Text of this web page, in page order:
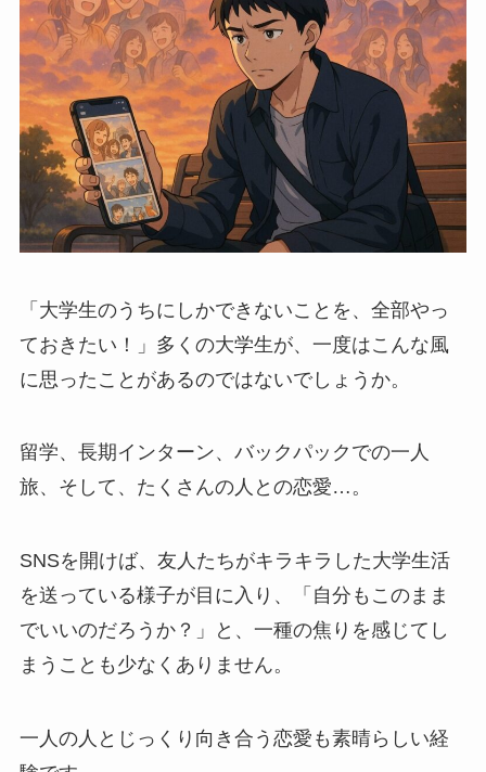
「大学生のうちにしかできないことを、全部やっ
ておきたい！」多くの大学生が、一度はこんな風
に思ったことがあるのではないでしょうか。
留学、長期インターン、バックパックでの一人
旅、そして、たくさんの人との恋愛…。
SNSを開けば、友人たちがキラキラした大学生活
を送っている様子が目に入り、「自分もこのまま
でいいのだろうか？」と、一種の焦りを感じてし
まうことも少なくありません。
一人の人とじっくり向き合う恋愛も素晴らしい経